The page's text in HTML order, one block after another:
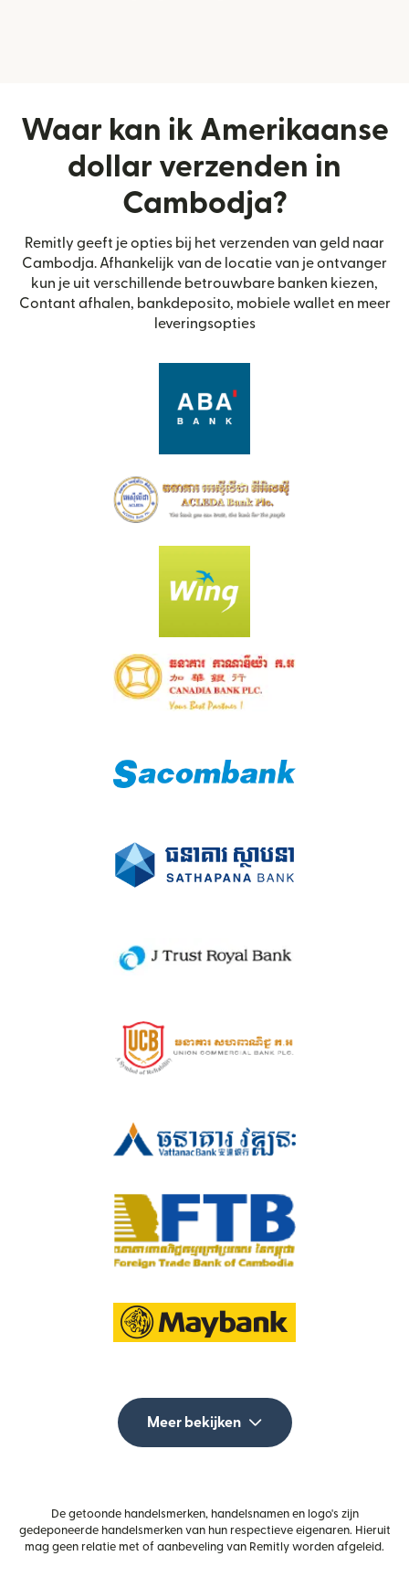
Waar kan ik Amerikaanse
dollar verzenden in
Cambodja?
Remitly geeft je opties bij het verzenden van geld naar
Cambodja. Afhankelijk van de locatie van je ontvanger
kun je uit verschillende betrouwbare banken kiezen,
Contant afhalen, bankdeposito, mobiele wallet en meer
leveringsopties
Meer bekijken
De getoonde handelsmerken, handelsnamen en logo's zijn
gedeponeerde handelsmerken van hun respectieve eigenaren. Hieruit
mag geen relatie met of aanbeveling van Remitly worden afgeleid.